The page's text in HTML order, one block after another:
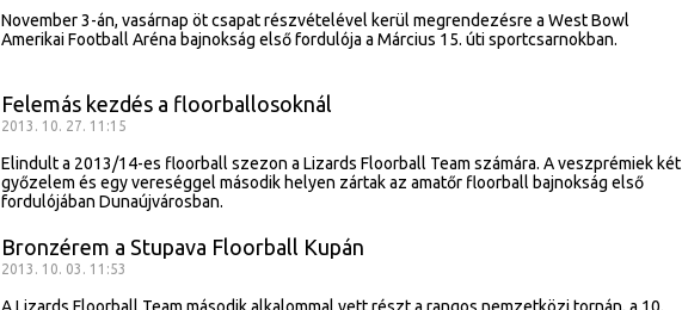
November 3-án, vasárnap öt csapat részvételével kerül megrendezésre a West Bowl
Amerikai Football Aréna bajnokság első fordulója a Március 15. úti sportcsarnokban.
Felemás kezdés a floorballosoknál
2013. 10. 27. 11:15
Elindult a 2013/14-es floorball szezon a Lizards Floorball Team számára. A veszprémiek két
győzelem és egy vereséggel második helyen zártak az amatőr floorball bajnokság első
fordulójában Dunaújvárosban.
Bronzérem a Stupava Floorball Kupán
2013. 10. 03. 11:53